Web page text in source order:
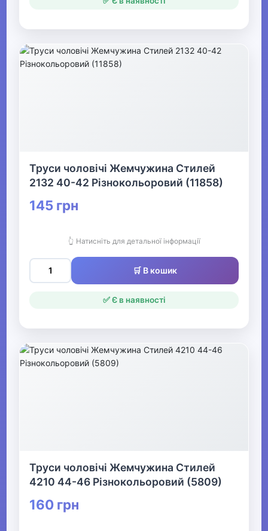
Труси чоловічі Жемчужина Стилей
2132 40-42 Різнокольоровий (11858)
145 грн
👆 Натисніть для детальної інформації
🛒 В кошик
✅ Є в наявності
Труси чоловічі Жемчужина Стилей
4210 44-46 Різнокольоровий (5809)
160 грн